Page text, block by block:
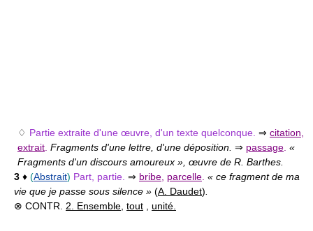
♢ Partie extraite d'une œuvre, d'un texte quelconque. ⇒ citation
extrait Fragments d'une lettre, d'une déposition. ⇒ passage «
Fragments d'un discours amoureux », œuvre de R. Barthes.
3 ♦ (Abstrait) Part, partie. ⇒ bribe parcelle « ce fragment de ma
vie que je passe sous silence » (A. Daudet)
⊗ CONTR. 2. Ensemble tout unité.